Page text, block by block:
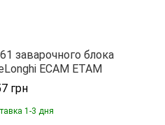
заварочного блока
ECAM ETAM
грн
1-3 дня